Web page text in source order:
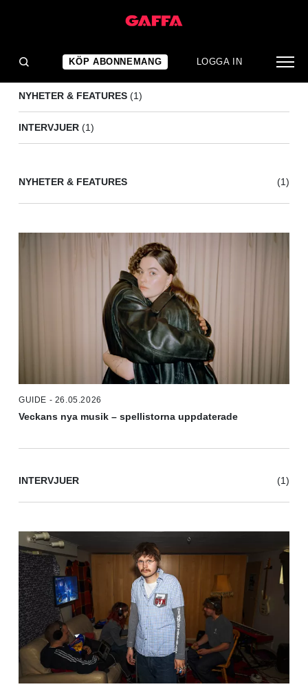
KÖP ABONNEMANG LOGGA IN
NYHETER & FEATURES (1)
INTERVJUER (1)
NYHETER & FEATURES (1)
GUIDE - 26.05.2026
Veckans nya musik – spellistorna uppdaterade
INTERVJUER (1)